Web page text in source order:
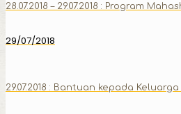
28.07.2018 – 29.07.2018 : Program
29/07/2018
29.07.2018 : Bantuan kepada Keluarga